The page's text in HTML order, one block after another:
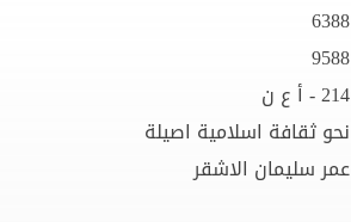
6388
9588
214 - أ ع ن
نحو ثقافة اسلامية اصيلة
عمر سليمان الاشقر